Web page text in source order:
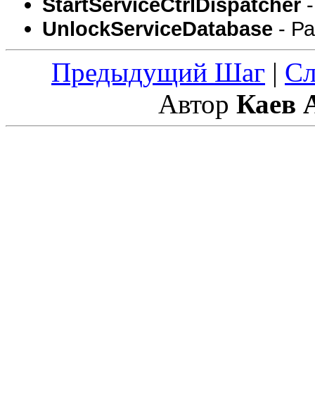
UnlockServiceDatabase -
Предыдущий Шаг |
Автор Каев